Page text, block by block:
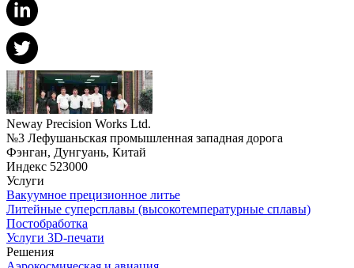
Neway Precision Works Ltd.
№3 Лефушаньская промышленная западная дорога
Фэнган, Дунгуань, Китай
Индекс 523000
Услуги
Вакуумное прецизионное литье
Литейные суперсплавы (высокотемпературные сплавы)
Постобработка
Услуги 3D-печати
Решения